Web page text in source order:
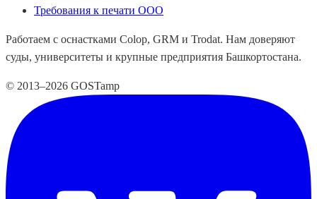
Требования к печати ООО
Работаем с оснастками Colop, GRM и Trodat. Нам доверяют
суды, университеты и крупные предприятия Башкортостана.
© 2013–2026 GOSTamp